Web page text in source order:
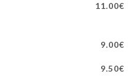
11.00€
9.00€
9.50€